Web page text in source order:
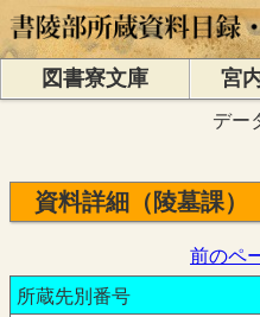
図書寮文庫 宮
デー
資料詳細（陵墓課）
前のペ
所蔵先別番号